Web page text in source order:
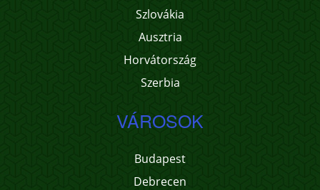
Szlovákia
Ausztria
Horvátország
Szerbia
VÁROSOK
Budapest
Debrecen